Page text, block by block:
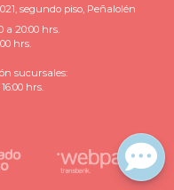
segundo piso, Peñalolén
a 20:00 hrs.
hrs.
sucursales:
hrs.